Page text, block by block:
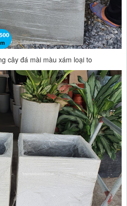
cây đá mài màu xám loại to